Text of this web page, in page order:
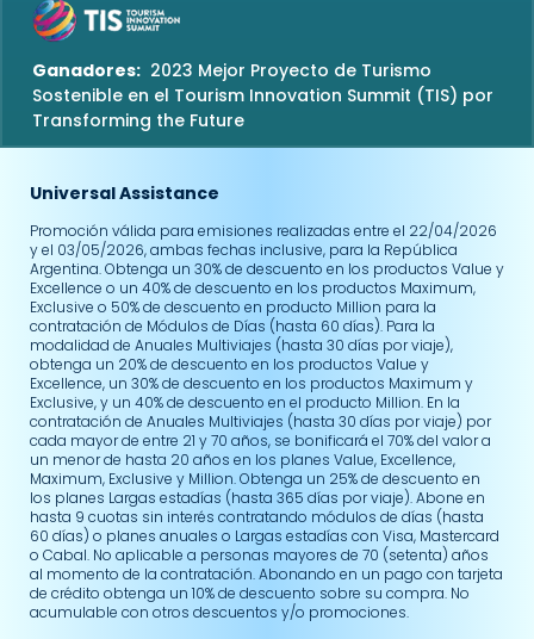
Ganadores: 2023 Mejor Proyecto de Turismo
Sostenible en el Tourism Innovation Summit (TIS) por
Transforming the Future
Universal Assistance
Promoción válida para emisiones realizadas entre el 22/04/2026
y el 03/05/2026, ambas fechas inclusive, para la República
Argentina. Obtenga un 30% de descuento en los productos Value y
Excellence o un 40% de descuento en los productos Maximum,
Exclusive o 50% de descuento en producto Million para la
contratación de Módulos de Días (hasta 60 días). Para la
modalidad de Anuales Multiviajes (hasta 30 días por viaje),
obtenga un 20% de descuento en los productos Value y
Excellence, un 30% de descuento en los productos Maximum y
Exclusive, y un 40% de descuento en el producto Million. En la
contratación de Anuales Multiviajes (hasta 30 días por viaje) por
cada mayor de entre 21 y 70 años, se bonificará el 70% del valor a
un menor de hasta 20 años en los planes Value, Excellence,
Maximum, Exclusive y Million. Obtenga un 25% de descuento en
los planes Largas estadías (hasta 365 días por viaje). Abone en
hasta 9 cuotas sin interés contratando módulos de días (hasta
60 días) o planes anuales o Largas estadías con Visa, Mastercard
o Cabal. No aplicable a personas mayores de 70 (setenta) años
al momento de la contratación. Abonando en un pago con tarjeta
de crédito obtenga un 10% de descuento sobre su compra. No
acumulable con otros descuentos y/o promociones.